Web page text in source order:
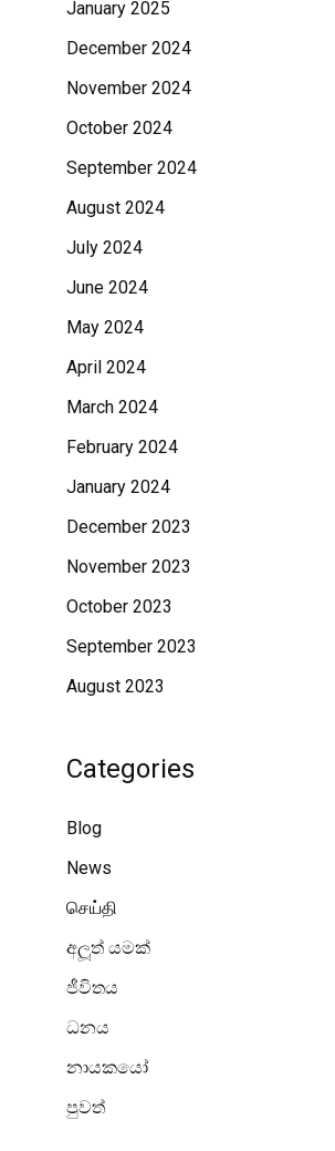
January 2025
December 2024
November 2024
October 2024
September 2024
August 2024
July 2024
June 2024
May 2024
April 2024
March 2024
February 2024
January 2024
December 2023
November 2023
October 2023
September 2023
August 2023
Categories
Blog
News
செய்தி
අලූත් යමක්
ජීවිතය
ධනය
නායකයෝ
පුවත්